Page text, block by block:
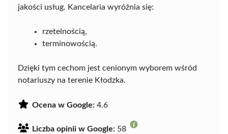
jakości usług. Kancelaria wyróżnia się:
rzetelnością,
terminowością.
Dzięki tym cechom jest cenionym wyborem wśród
notariuszy na terenie Kłodzka.
Ocena w Google: 4.6
Liczba opinii w Google: 58